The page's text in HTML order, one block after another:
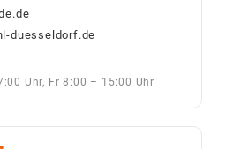
duesseldorf.de
Uhr, Fr 8:00 – 15:00 Uhr